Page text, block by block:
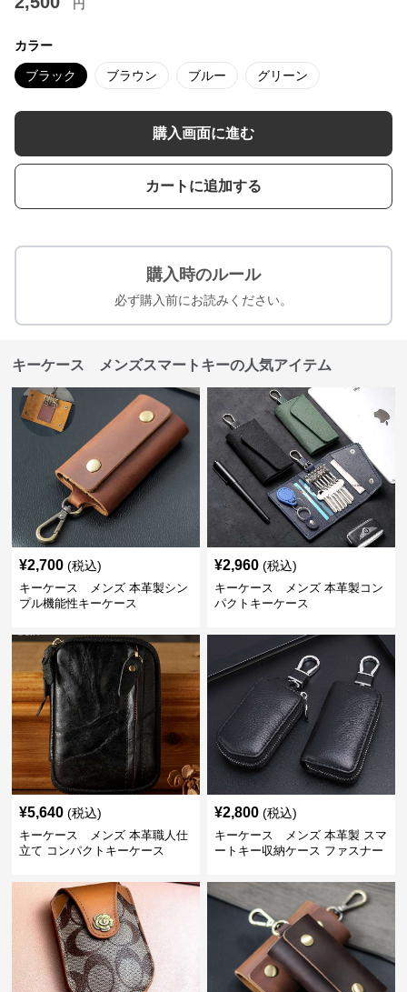
円
カラー
ブラック ブラウン ブルー グリーン
購入画面に進む
カートに追加する
購入時のルール
必ず購入前にお読みください。
キーケース メンズスマートキーの人気アイテム
¥2,700 (税込)
キーケース メンズ 本革製シン
プル機能性キーケース
¥2,960 (税込)
キーケース メンズ 本革製コン
パクトキーケース
¥5,640 (税込)
キーケース メンズ 本革職人仕
立て コンパクトキーケース
¥2,800 (税込)
キーケース メンズ 本革製 スマ
ートキー収納ケース ファスナー